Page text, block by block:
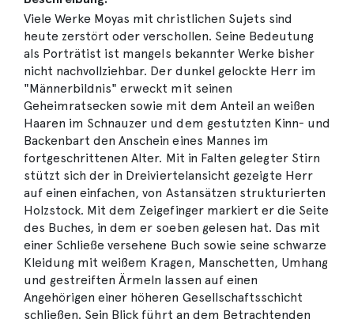
Viele Werke Moyas mit christlichen Sujets sind
heute zerstört oder verschollen. Seine Bedeutung
als Porträtist ist mangels bekannter Werke bisher
nicht nachvollziehbar. Der dunkel gelockte Herr im
"Männerbildnis" erweckt mit seinen
Geheimratsecken sowie mit dem Anteil an weißen
Haaren im Schnauzer und dem gestutzten Kinn- und
Backenbart den Anschein eines Mannes im
fortgeschrittenen Alter. Mit in Falten gelegter Stirn
stützt sich der in Dreiviertelansicht gezeigte Herr
auf einen einfachen, von Astansätzen strukturierten
Holzstock. Mit dem Zeigefinger markiert er die Seite
des Buches, in dem er soeben gelesen hat. Das mit
einer Schließe versehene Buch sowie seine schwarze
Kleidung mit weißem Kragen, Manschetten, Umhang
und gestreiften Ärmeln lassen auf einen
Angehörigen einer höheren Gesellschaftsschicht
schließen. Sein Blick führt an dem Betrachtenden